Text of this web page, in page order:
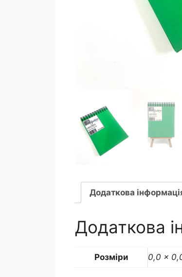
Додаткова
Додаткова
Розміри 0,0 ×